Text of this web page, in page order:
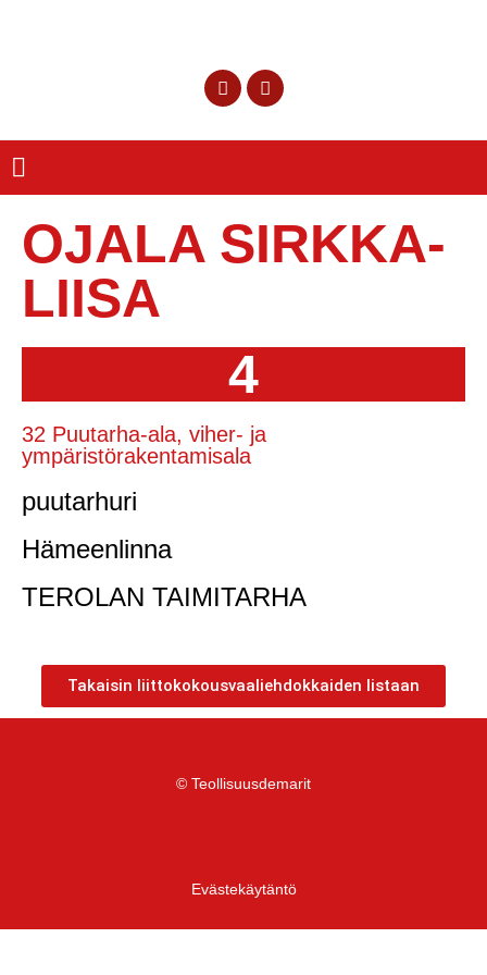
OJALA SIRKKA-
LIISA
4
32 Puutarha-ala, viher- ja
ympäristörakentamisala
puutarhuri
Hämeenlinna
TEROLAN TAIMITARHA
Takaisin liittokokousvaaliehdokkaiden listaan
© Teollisuusdemarit
Evästekäytäntö